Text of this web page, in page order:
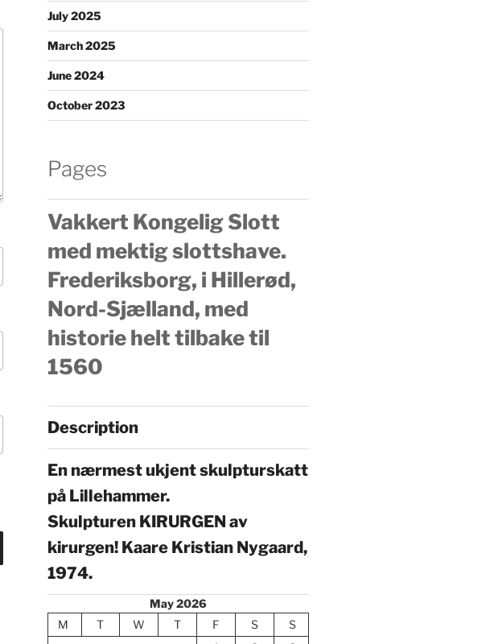
July 2025
March 2025
June 2024
October 2023
Pages
Vakkert Kongelig Slott
med mektig slottshave.
Frederiksborg, i Hillerød,
Nord-Sjælland, med
historie helt tilbake til
1560
Description
En nærmest ukjent skulpturskatt
på Lillehammer.
Skulpturen KIRURGEN av
kirurgen! Kaare Kristian Nygaard,
1974.
May 2026
M
T W T F S
S